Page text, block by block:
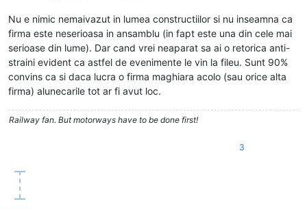
Nu e nimic nemaivazut in lumea constructiilor si nu inseamna ca
firma este neserioasa in ansamblu (in fapt este una din cele mai
serioase din lume). Dar cand vrei neaparat sa ai o retorica anti-
straini evident ca astfel de evenimente le vin la fileu. Sunt 90%
convins ca si daca lucra o firma maghiara acolo (sau orice alta
firma) alunecarile tot ar fi avut loc.
Railway fan. But motorways have to be done first!
3